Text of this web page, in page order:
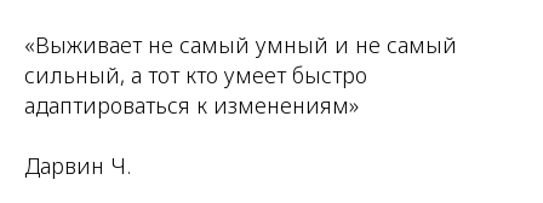
«Выживает не самый умный и не самый
сильный, а тот кто умеет быстро
адаптироваться к изменениям»
Дарвин Ч.